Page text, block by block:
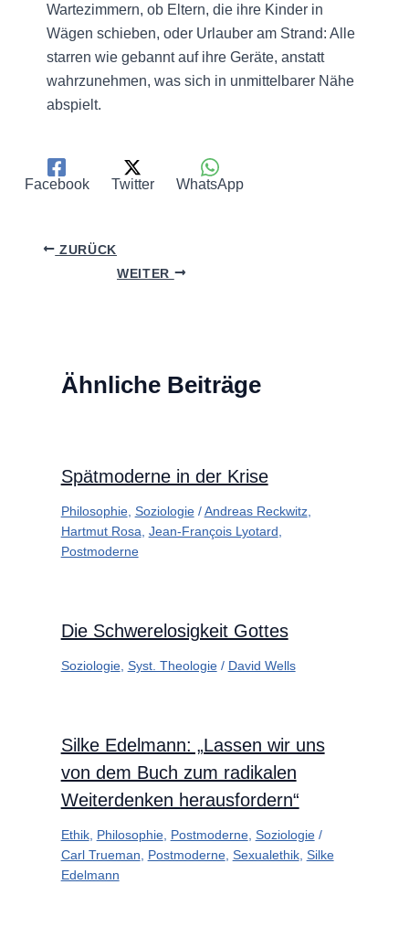
Wartezimmern, ob Eltern, die ihre Kinder in
Wägen schieben, oder Urlauber am Strand: Alle
starren wie gebannt auf ihre Geräte, anstatt
wahrzunehmen, was sich in unmittelbarer Nähe
abspielt.
Facebook Twitter WhatsApp
ZURÜCK
WEITER
Ähnliche Beiträge
Spätmoderne in der Krise
Philosophie, Soziologie/Andreas Reckwitz,
Hartmut Rosa Jean-François Lyotard
Postmoderne
Die Schwerelosigkeit Gottes
Soziologie, Syst. Theologie/ David Wells
Silke Edelmann: „Lassen wir uns
von dem Buch zum radikalen
Weiterdenken herausfordern“
Ethik, Philosophie, Postmoderne, Soziologie/
Carl Trueman
Postmoderne, Sexualethik, Silke
Edelmann